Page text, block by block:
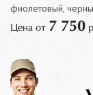
фиолетовый,
Цена от 7 750